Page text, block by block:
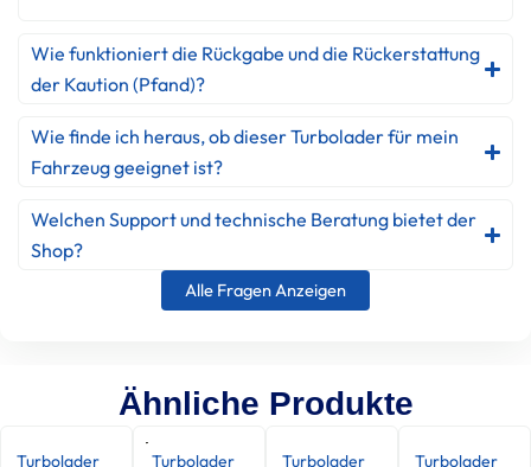
Wie funktioniert die Rückgabe und die Rückerstattung
der Kaution (Pfand)?
Wie finde ich heraus, ob dieser Turbolader für mein
Fahrzeug geeignet ist?
Welchen Support und technische Beratung bietet der
Shop?
Alle Fragen Anzeigen
Ähnliche Produkte
Turbolader Turbolader Turbolader Turbolader